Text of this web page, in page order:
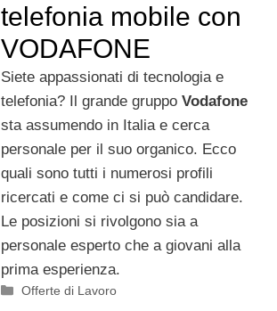
telefonia mobile con
VODAFONE
Siete appassionati di tecnologia e
telefonia? Il grande gruppo Vodafone
sta assumendo in Italia e cerca
personale per il suo organico. Ecco
quali sono tutti i numerosi profili
ricercati e come ci si può candidare.
Le posizioni si rivolgono sia a
personale esperto che a giovani alla
prima esperienza.
Categorie
Offerte di Lavoro